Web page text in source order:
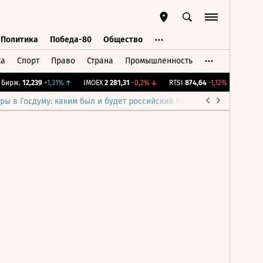
Политика Победа-80 Общество
Спорт Право Страна Промышленность
12,239 +1,31%↑ IMOEX 2 281,31 -0,2%↓ RTSI 874,64 -1,12%↓
в Госдуму: каким был и будет российский парламент